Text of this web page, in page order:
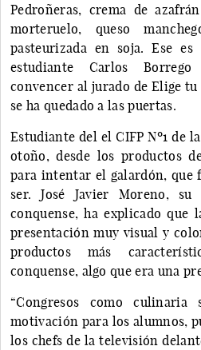
Pedroñeras, crema de
morteruelo, queso
pasteurizada en soja. Ese
estudiante Carlos
convencer al jurado de Elige
se ha quedado a las puertas.
Estudiante del el CIFP Nº1 de
otoño, desde los productos
para intentar el galardón, que
ser. José Javier Moreno,
conquense, ha explicado que
presentación muy visual y
productos más
conquense, algo que era una
“Congresos como
motivación para los alumnos,
los chefs de la televisión